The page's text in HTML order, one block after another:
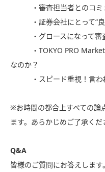
・審査担当者とのコミュ
・証券会社にとって“良
・グロースになって審査
・TOKYO PRO Marketの
なのか？
・スピード重視！言われ
※お時間の都合上すべての論
ます。あらかじめご了承くだ
Q&A
皆様のご質問にお答えします